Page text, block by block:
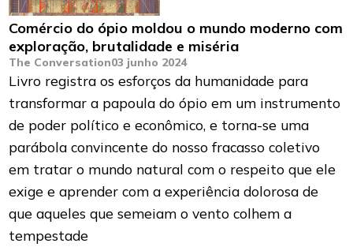
Comércio do ópio moldou o mundo moderno com
exploração, brutalidade e miséria
The Conversation03 junho 2024
Livro registra os esforços da humanidade para
transformar a papoula do ópio em um instrumento
de poder político e econômico, e torna-se uma
parábola convincente do nosso fracasso coletivo
em tratar o mundo natural com o respeito que ele
exige e aprender com a experiência dolorosa de
que aqueles que semeiam o vento colhem a
tempestade